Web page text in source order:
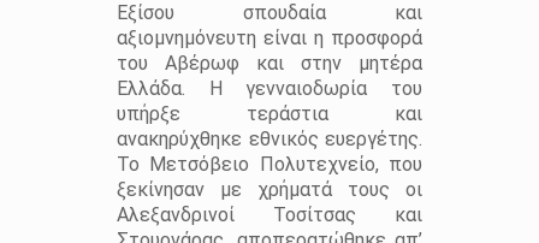
Εξίσου σπουδαία και
αξιομνημόνευτη είναι η προσφορά
του Αβέρωφ και στην μητέρα
Ελλάδα. Η γενναιοδωρία του
υπήρξε τεράστια και
ανακηρύχθηκε εθνικός ευεργέτης.
Το Μετσόβειο Πολυτεχνείο, που
ξεκίνησαν με χρήματά τους οι
Αλεξανδρινοί Τοσίτσας και